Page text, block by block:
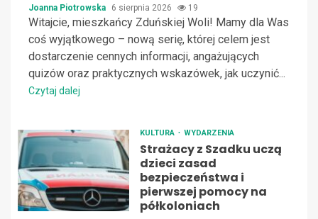
Joanna Piotrowska 6 sierpnia 2026 19
Witajcie, mieszkańcy Zduńskiej Woli! Mamy dla Was
coś wyjątkowego – nową serię, której celem jest
dostarczenie cennych informacji, angażujących
quizów oraz praktycznych wskazówek, jak uczynić...
Czytaj dalej
KULTURA WYDARZENIA
Strażacy z Szadku uczą
dzieci zasad
bezpieczeństwa i
pierwszej pomocy na
półkoloniach